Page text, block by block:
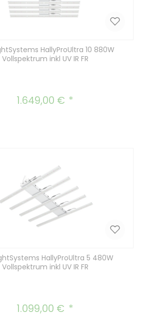
HallyProUltra 10 880W
Vollspektrum inkl UV IR FR
Regulärer Preis:
1.649,00 €
HallyProUltra 5 480W
Vollspektrum inkl UV IR FR
Regulärer Preis:
1.099,00 €